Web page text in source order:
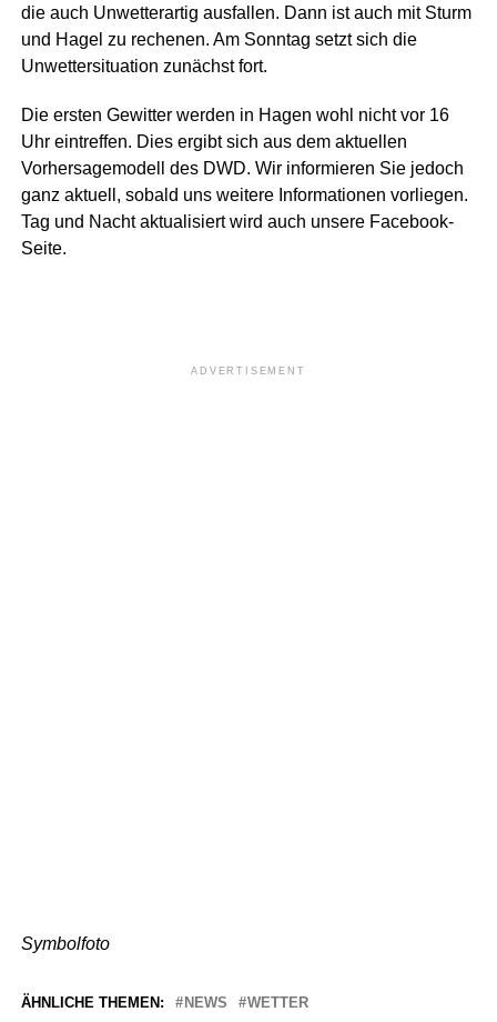
die auch Unwetterartig ausfallen. Dann ist auch mit Sturm
und Hagel zu rechenen. Am Sonntag setzt sich die
Unwettersituation zunächst fort.
Die ersten Gewitter werden in Hagen wohl nicht vor 16
Uhr eintreffen. Dies ergibt sich aus dem aktuellen
Vorhersagemodell des DWD. Wir informieren Sie jedoch
ganz aktuell, sobald uns weitere Informationen vorliegen.
Tag und Nacht aktualisiert wird auch unsere Facebook-
Seite.
ADVERTISEMENT
Symbolfoto
ÄHNLICHE THEMEN: NEWS WETTER